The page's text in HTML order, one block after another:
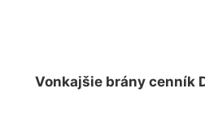
Vonkajšie brány cenník